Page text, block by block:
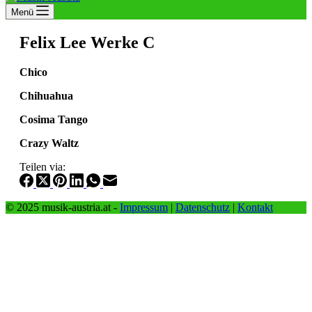
Menü
Felix Lee Werke C
Chico
Chihuahua
Cosima Tango
Crazy Waltz
Teilen via:
© 2025 musik-austria.at - Impressum | Datenschutz | Kontakt